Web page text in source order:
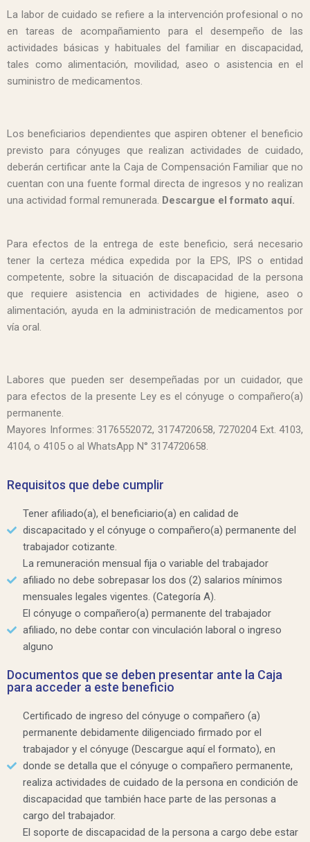
La labor de cuidado se refiere a la intervención profesional o no
en tareas de acompañamiento para el desempeño de las
actividades básicas y habituales del familiar en discapacidad,
tales como alimentación, movilidad, aseo o asistencia en el
suministro de medicamentos.
Los beneficiarios dependientes que aspiren obtener el beneficio
previsto para cónyuges que realizan actividades de cuidado,
deberán certificar ante la Caja de Compensación Familiar que no
cuentan con una fuente formal directa de ingresos y no realizan
una actividad formal remunerada. Descargue el formato aquí.
Para efectos de la entrega de este beneficio, será necesario
tener la certeza médica expedida por la EPS, IPS o entidad
competente, sobre la situación de discapacidad de la persona
que requiere asistencia en actividades de higiene, aseo o
alimentación, ayuda en la administración de medicamentos por
vía oral.
Labores que pueden ser desempeñadas por un cuidador, que
para efectos de la presente Ley es el cónyuge o compañero(a)
permanente.
Mayores Informes: 3176552072, 3174720658, 7270204 Ext. 4103,
4104, o 4105 o al WhatsApp N° 3174720658.
Requisitos que debe cumplir
Tener afiliado(a), el beneficiario(a) en calidad de
discapacitado y el cónyuge o compañero(a) permanente del
trabajador cotizante.
La remuneración mensual fija o variable del trabajador
afiliado no debe sobrepasar los dos (2) salarios mínimos
mensuales legales vigentes. (Categoría A).
El cónyuge o compañero(a) permanente del trabajador
afiliado, no debe contar con vinculación laboral o ingreso
alguno
Documentos que se deben presentar ante la Caja
para acceder a este beneficio
Certificado de ingreso del cónyuge o compañero (a)
permanente debidamente diligenciado firmado por el
trabajador y el cónyuge (Descargue aquí el formato), en
donde se detalla que el cónyuge o compañero permanente,
realiza actividades de cuidado de la persona en condición de
discapacidad que también hace parte de las personas a
cargo del trabajador.
El soporte de discapacidad de la persona a cargo debe estar